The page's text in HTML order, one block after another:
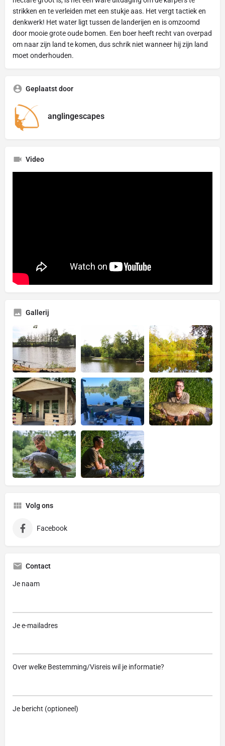
strikken en te verleiden met een stukje aas. Het vergt tactiek en
denkwerk! Het water ligt tussen de landerijen en is omzoomd
door mooie grote oude bomen. Een boer heeft recht van overpad
om naar zijn land te komen, dus schrik niet wanneer hij zijn land
moet onderhouden.
Geplaatst door
anglingescapes
Video
Gallerij
Volg ons
Facebook
Contact
Je naam
Je e-mailadres
Over welke Bestemming/Visreis wil je informatie?
Je bericht (optioneel)